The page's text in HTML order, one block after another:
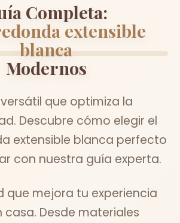
Completa:
extensible
blanca
Modernos
que optimiza la
Descubre cómo elegir el
extensible blanca perfecto
con nuestra guía experta.
que mejora tu experiencia
casa. Desde materiales